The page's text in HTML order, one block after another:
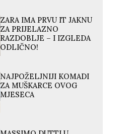
ZARA IMA PRVU IT JAKNU
ZA PRIJELAZNO
RAZDOBLJE – I IZGLEDA
ODLIČNO!
NAJPOŽELJNIJI KOMADI
ZA MUŠKARCE OVOG
MJESECA